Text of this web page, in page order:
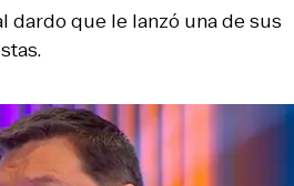
dardo que le lanzó una de sus